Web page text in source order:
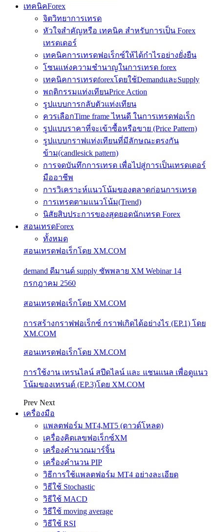
เทคนิคForex
จิตวิทยาการเทรด
หัวใจสำคัญหรือ เทคนิค สำหรับการเป็น Forex
เทรดเดอร์
เทคนิคการเทรดฟอเร็กซ์ให้ได้กำไรอย่างยั่งยืน
โซนแห่งความชำนาญในการเทรด forex
เทคนิคการเทรดforexโดยใช้DemandและSupply
พฤติกรรมแท่งเทียนPrice Action
รูปแบบการกลับตัวแท่งเทียน
ควรเลือกTime frame ไหนดี ในการเทรดฟอเร็ก
รูปแบบราคาที่จะเข้าซื้อหรือขาย (Price Pattern)
รูปแบบกราฟแท่งเทียนที่มีลักษณะตรงกัน
ข้าม(candlesick pattern)
การจดบันทึกการเทรด เพื่อไปสู่การเป็นเทรดเดอร์
มืออาชีพ
การวิเคราะห์แนวโน้มของตลาดก่อนการเทรด
การเทรดตามแนวโน้ม(Trend)
นิสัยสิบประการของสุดยอดนักเทรด Forex
สอนเทรดForex
ทั้งหมด
สอนเทรดฟอเร็กโดย XM.COM
demand ดีมานด์ supply ซัพพลาย XM Webinar 14
กรกฎาคม 2560
สอนเทรดฟอเร็กโดย XM.COM
การสร้างกราฟฟอเร็กซ์ กราฟเกิดได้อย่างไร (EP.1) โดย
XM.COM
สอนเทรดฟอเร็กโดย XM.COM
การใช้งาน เทรนไลน์ สปีดไลน์ และ แชนแนล เพื่อดูแนว
โน้มของเทรนด์ (EP.3)โดย XM.COM
Prev Next
เครื่องมือ
แพลตฟอร์ม MT4,MT5 (ดาวด์โหลด)
เครื่องคิดเลขฟอเร็กซ์XM
เครื่องคำนวณมาร์จิ้น
เครื่องคำนวน PIP
วิธีการใช้แพลตฟอร์ม MT4 อย่างละเอียด
วิธีใช้ Stochastic
วิธีใช้ MACD
วิธีใช้ moving average
วิธีใช้ RSI